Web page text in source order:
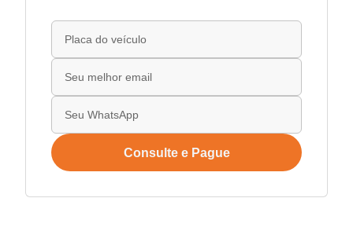
Consulte e Pague